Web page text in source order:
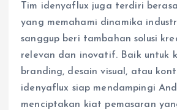
Tim idenyaflux juga terdiri
yang memahami dinamika
sanggup beri tambahan solusi
relevan dan inovatif. Baik untuk
branding, desain visual, atau
idenyaflux siap mendampingi
menciptakan kiat pemasaran